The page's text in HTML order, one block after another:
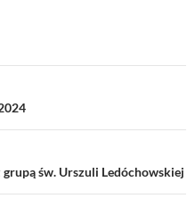
grupą św. Urszuli Ledóchowskiej